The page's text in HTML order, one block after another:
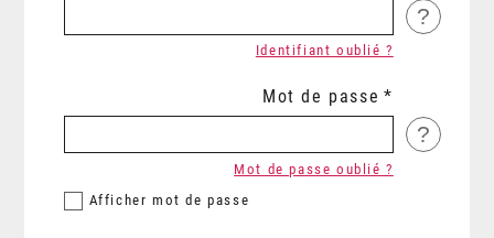
?
Identifiant oublié ?
Mot de passe
?
Afficher mot de passe
Mot de passe oublié ?